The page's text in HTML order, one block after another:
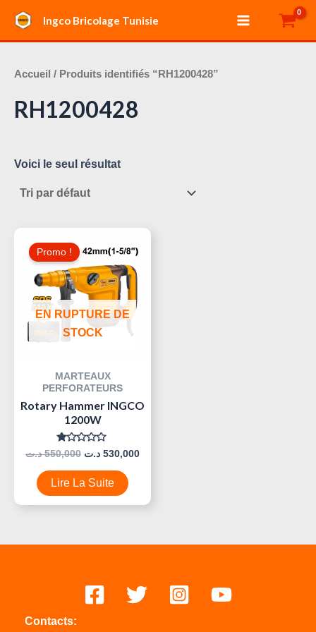
contenu
Ingco Bricolage Tunisie
Main
Menu
Accueil / Produits identifiés “RH1200428”
RH1200428
Voici le seul résultat
EN RUPTURE DE
STOCK
Promo !
MARTEAUX
PERFORATEURS
Rotary Hammer INGCO
1200W
Note
0
Sur
5
550,000 د.ت
Prix
Initial
Était :
530,000 د.ت
Le
Lire La Suite
Contacts: